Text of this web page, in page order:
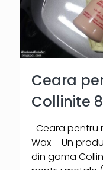
Ceara
Collinite
Ceara pentru
Wax – Un
din gama